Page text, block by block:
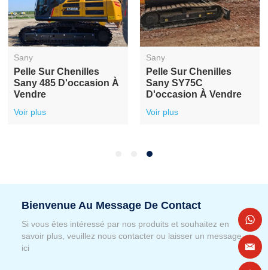
Sany
Pelle Sur Chenilles
Sany 485 D'occasion À
Vendre
Voir plus
Sany
Pelle Sur Chenilles
Sany SY75C
D'occasion À Vendre
Voir plus
Bienvenue Au Message De Contact
Si vous êtes intéressé par nos produits et souhaitez en
savoir plus, veuillez nous contacter ou laisser un message
ici